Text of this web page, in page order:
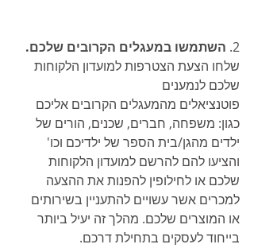
2. השתמשו במעגלים הקרובים שלכם.
שלחו הצעת הצטרפות למועדון הלקוחות
שלכם לנמענים
פוטנציאלים מהמעגלים הקרובים אליכם
כגון: משפחה, חברים, שכנים, הורים של
ילדים מהגן/בית הספר של ילדיכם וכו'
והציעו להם להרשם למועדון הלקוחות
שלכם או לחילופין להפנות את ההצעה
למכרים אשר עשויים להתעניין בשירותים
או המוצרים שלכם. מהלך זה יעיל ביותר
בייחוד לעסקים בתחילת דרכם.